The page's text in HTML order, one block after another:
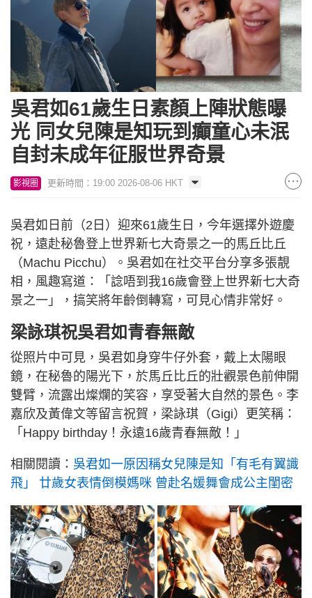
吳君如61歲生日素顏上陣狀態曝
光 同女兒陳是知玩到癲童心未泯
自封未成年征服世界奇景
影視圈 更新時間：19:00 2026-08-06 HKT
吳君如日前（2日）迎來61歲生日，今年選擇外遊慶
祝，遠赴秘魯登上世界新七大奇景之一的馬丘比丘
（Machu Picchu）。吳君如在社交平台分享多張靚
相，風趣寫道：「諗唔到我16歲會登上世界新七大奇
景之一」，搞笑將年齡倒轉寫，可見心情非常好。
梁詠琪祝吳君如青春無敵
從照片中可見，吳君如身穿牛仔外套，戴上太陽眼
鏡，在秘魯的陽光下，於馬丘比丘的壯觀景色前伸開
雙臂，流露出燦爛的笑容，享受著大自然的景色。李
嘉欣及黃偉文等留言祝賀，梁詠琪（Gigi）更笑稱：
「Happy birthday！永遠16歲青春無敵！」
相關閱讀： 吳君如一原因稱女兒陳是知「有毛有翼識
飛」 廿歲女表情倒模媽咪 曾赴名媛舞會成公主閨密